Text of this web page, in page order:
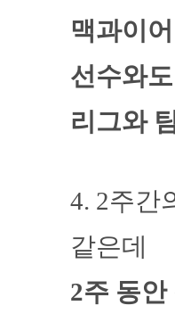
맥과이
선수와
리그와
4. 2주간
같은데
2주 동